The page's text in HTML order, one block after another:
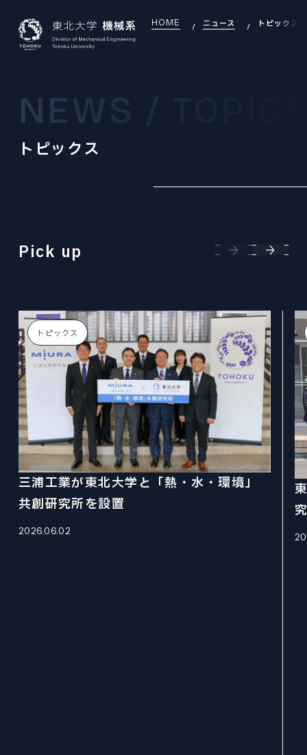
Tohoku University “Mechanical Engineering” is a place to challenge research for human happiness and the future in the world's best environment. We create tomorrow's affluence with free ideas.Tohoku University “Mechanical Engineering” is a place to challenge research for human happiness and the future in the world's best environment. We create tomorrow's affluence with free ideas.Tohoku University “Mechanical Engineering” is a place to challenge research for human happiness and the future in the world's best environment. We create tomorrow's affluence with free ideas.Tohoku University “Mechanical Engineering” is a place to challenge research for human happiness and the future in the world's best environment. We create tomorrow's affluence with free ideas.Tohoku University “Mechanical Engineering” is a place to challenge research for human happiness and the future in the world's best environment. We create tomorrow's affluence with free ideas.Tohoku University “Mechanical Engineering” is a place to challenge research for human happiness and the future in the world's best environment. We create tomorrow's affluence with free ideas. JAPANESE
TOP
INTRODUCTION
INTRODUCTION INDEX
研究室を探す
ファインメカニクス専攻
ロボティクス専攻
航空宇宙工学専攻
情報科学研究科
環境科学研究科
医工学研究科
RESEARCHER
教員
STUDENT SUPPORTS
学生サポート
EDUCATION
CURRICULUM
カリキュラム
OPEN LECTURE
オープンキャンパス・見学
CAREER PATH
キャリアパス
EXAMINATION INDEX
大学院入試
PAST COLLECTION
入試出題範囲・過去の試験問題
NEWSニュース
NEWS INDEX
ニュース
TOPICS
トピックス
PRIZE
受賞
REPORT
報道
ACCESSアクセス・キャンパスマップ
ABOUT SITEこのサイトについて
SITEMAP サイトマップ
機械系同窓会
HOME ニュース トピックス
NEWS /
トピックス
Pick up
トピックス
三浦工業が東北大学と「熱・水・環境」
共創研究所を設置
2026.06.02